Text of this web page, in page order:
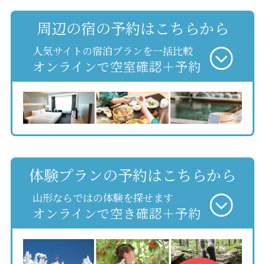
周辺の宿の予約はこちらから
人気サイトの宿泊プランを一括比較
オンラインで空室確認＋予約
体験プランの予約はこちらから
山形ならではの体験を探せます
オンラインで空き確認＋予約